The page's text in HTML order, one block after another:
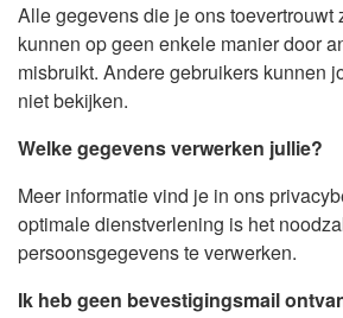
Alle gegevens die je ons toevertrouwt
kunnen op geen enkele manier door
misbruikt. Andere gebruikers kunnen
niet bekijken.
Welke gegevens verwerken jullie?
Meer informatie vind je in ons
optimale dienstverlening is het
persoonsgegevens te verwerken.
Ik heb geen bevestigingsmail